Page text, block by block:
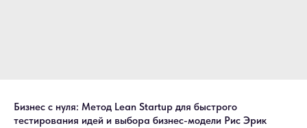
Бизнес с нуля: Метод Lean Startup для быстрого
тестирования идей и выбора бизнес-модели Рис Эрик